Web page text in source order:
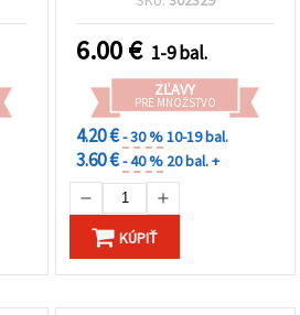
6.00€ 1-9 bal.
ZĽAVY
PRE MNOŽSTVO
4.20 €- 30 %10-19 bal.
3.60 €- 40 % 20 bal. +
KÚPIŤ